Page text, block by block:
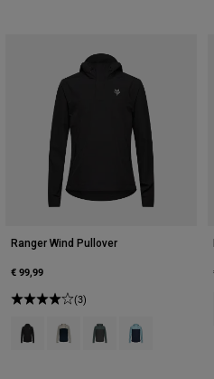
Ranger Wind Pullover
€ 99,99
(3)
Product swatch type of Zwart.
Product swatch type of Krijtwit.
Product swatch type of
Product swatch